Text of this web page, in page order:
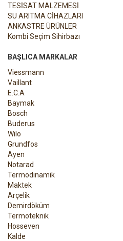
TESİSAT MALZEMESİ
SU ARITMA CİHAZLARI
ANKASTRE ÜRÜNLER
Kombi Seçim Sihirbazı
BAŞLICA MARKALAR
Viessmann
Vaillant
E.C.A
Baymak
Bosch
Buderus
Wilo
Grundfos
Ayen
Notarad
Termodinamik
Maktek
Arçelik
Demirdöküm
Termoteknik
Hosseven
Kalde